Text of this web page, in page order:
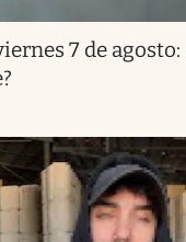
7 de agosto: